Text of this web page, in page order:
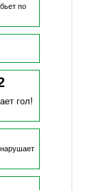
бьет по
гол!
нарушает